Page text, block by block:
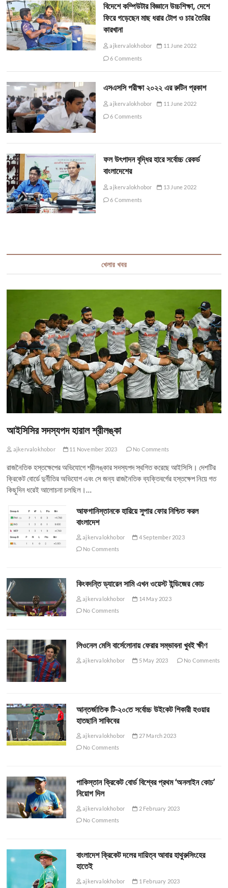
বিদেশে কম্পিউটার বিজ্ঞানে উচ্চশিক্ষা, দেশে
ফিরে গড়েছেন মাছ ধরার টোপ ও চার তৈরির
কারখানা
ajkervalokhobor
11 June 2022
6 Comments
এসএসসি পরীক্ষা ২০২২ এর রুটিন প্রকাশ
ajkervalokhobor
11 June 2022
6 Comments
ফল উৎপাদন বৃদ্ধির হারে সর্বোচ্চ রেকর্ড
বাংলাদেশের
ajkervalokhobor
13 June 2022
6 Comments
খেলার খবর
আইসিসির সদস্যপদ হারাল শ্রীলঙ্কা
ajkervalokhobor 11 November 2023 No Comments
রাজনৈতিক হস্তক্ষেপের অভিযোগে শ্রীলঙ্কার সদস্যপদ স্থগিত করেছে আইসিসি। দেশটির
ক্রিকেট বোর্ডে দুর্নীতির অভিযোগ এবং সে জন্য রাজনৈতিক ব্যক্তিবর্গের হস্তক্ষেপ নিয়ে গত
কিছুদিন ধরেই আলোচনা চলছিল।…
আফগানিস্তানকে হারিয়ে সুপার ফোর নিশ্চিত করল
বাংলাদেশ
ajkervalokhobor
4 September 2023
No Comments
কিংবদন্তি ড্যারেন সামি এখন ওয়েস্ট ইন্ডিজের কোচ
ajkervalokhobor
14 May 2023
No Comments
লিওনেল মেসি বার্সেলোনায় ফেরার সম্ভাবনা খুবই ক্ষীণ
ajkervalokhobor 5 May 2023 No Comments
আন্তর্জাতিক টি-২০তে সর্বোচ্চ উইকেট শিকারী হওয়ার
হাতছানি সাকিবের
ajkervalokhobor
27 March 2023
No Comments
পাকিস্তান ক্রিকেট বোর্ড বিশ্বের প্রথম ‘অনলাইন কোচ’
নিয়োগ দিল
ajkervalokhobor
2 February 2023
No Comments
বাংলাদেশ ক্রিকেট দলের দায়িত্ব আবার হাথুরুসিংহের
হাতেই
ajkervalokhobor
1 February 2023